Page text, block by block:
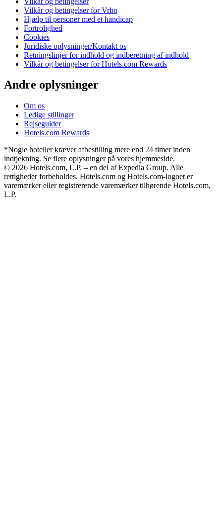
Vilkår og betingelser for Vrbo
Hjælp til personer med et handicap
Fortrolighed
Cookies
Juridiske oplysninger/Kontakt os
Retningslinjer for indhold og indberetning af indhold
Vilkår og betingelser for Hotels.com Rewards
Andre oplysninger
Om os
Ledige stillinger
Rejseguider
Hotels.com Rewards
*Nogle hoteller kræver afbestilling mere end 24 timer inden
indtjekning. Se flere oplysninger på vores hjemmeside.
© 2026 Hotels.com, L.P. – en del af Expedia Group. Alle
rettigheder forbeholdes. Hotels.com og Hotels.com-logoet er
varemærker eller registrerende varemærker tilhørende Hotels.com,
L.P.